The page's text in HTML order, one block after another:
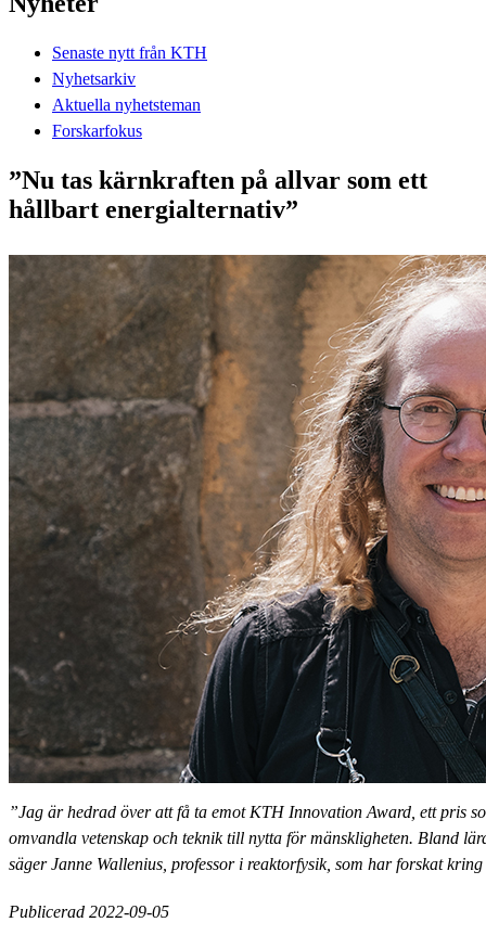
Senaste nytt från KTH
Nyhetsarkiv
Aktuella nyhetsteman
Forskarfokus
”Nu tas kärnkraften på allvar som ett
hållbart energialternativ”
”Jag är hedrad över att få ta emot KTH Innovation Award, ett pris
omvandla vetenskap och teknik till nytta för mänskligheten. Bland
säger Janne Wallenius, professor i reaktorfysik, som har forskat
Publicerad 2022-09-05